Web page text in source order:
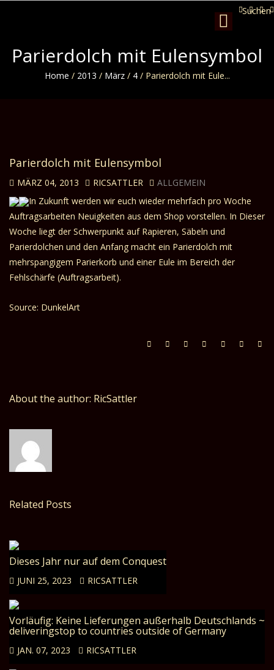
Suchen
Toggle
navigation
Parierdolch mit Eulensymbol
Home / 2013 / März / 4 / Parierdolch mit Eule...
Parierdolch mit Eulensymbol
MÄRZ 04, 2013 RICSATTLER
ALLGEMEIN
In Zukunft werden wir euch wieder mehrfach pro Woche
Auftragsarbeiten Neuigkeiten aus dem Shop vorstellen. In Dieser
Woche liegt der Schwerpunkt auf Rapieren, Säbeln und
Parierdolchen und den Anfang macht ein Parierdolch mit
mehrspangigem Parierkorb und einer Eule im Bereich der
Fehlschärfe (Auftragsarbeit).
Source: DunkelArt
About the author: RicSattler
Related Posts
Dieses Jahr nur auf dem Conquest
JUNI 25, 2023 RICSATTLER
Vorläufig: Keine Lieferungen außerhalb Deutschlands ~
deliveringstop to countries outside of Germany
JAN. 07, 2023 RICSATTLER